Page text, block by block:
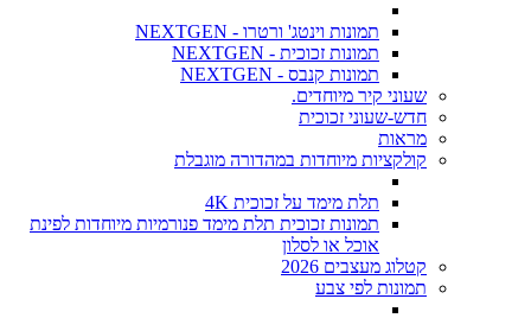
תמונות וינטג' ורטרו - NEXTGEN
תמונות זכוכית - NEXTGEN
תמונות קנבס - NEXTGEN
שעוני קיר מיוחדים.
חדש-שעוני זכוכית
מראות
קולקציות מיוחדות במהדורה מוגבלת
תלת מימד על זכוכית 4K
תמונות זכוכית תלת מימד פנורמיות מיוחדות לפינת
אוכל או לסלון
קטלוג מעצבים 2026
תמונות לפי צבע